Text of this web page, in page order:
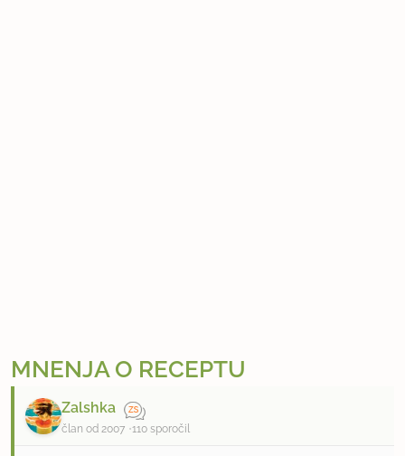
MNENJA O RECEPTU
Zalshka
član od 2007 110 sporočil